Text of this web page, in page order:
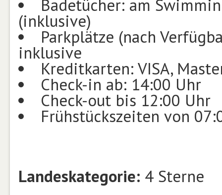
Badetücher: am
(inklusive)
Parkplätze (nach
inklusive
Kreditkarten: VISA,
Check-in ab: 14:00 Uhr
Check-out bis 12:00 Uhr
Frühstückszeiten von
Landeskategorie: 4 Sterne